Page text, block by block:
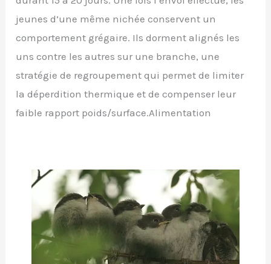
jeunes d’une même nichée conservent un
comportement grégaire. Ils dorment alignés les
uns contre les autres sur une branche, une
stratégie de regroupement qui permet de limiter
la déperdition thermique et de compenser leur
faible rapport poids/surface.Alimentation